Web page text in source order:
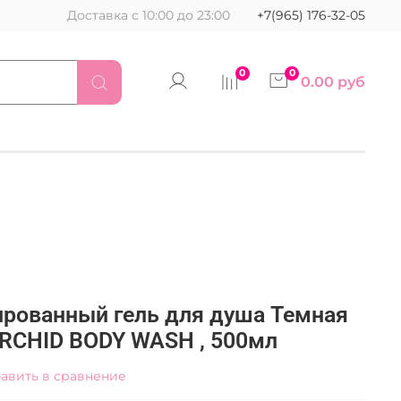
Доставка с 10:00 до 23:00 +7(965) 176-32-05
0 0 0.00 руб
гель для душа Темная
BODY WASH , 500мл
в сравнение